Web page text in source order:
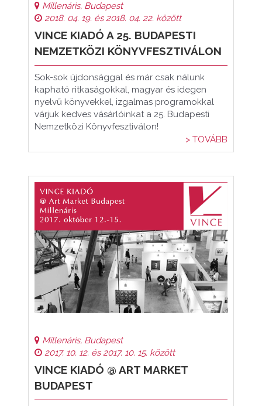
Millenáris, Budapest
2018. 04. 19. és 2018. 04. 22. között
VINCE KIADÓ A 25. BUDAPESTI
NEMZETKÖZI KÖNYVFESZTIVÁLON
Sok-sok újdonsággal és már csak nálunk
kapható ritkaságokkal, magyar és idegen
nyelvű könyvekkel, izgalmas programokkal
várjuk kedves vásárlóinkat a 25. Budapesti
Nemzetközi Könyvfesztiválon!
> TOVÁBB
Millenáris, Budapest
2017. 10. 12. és 2017. 10. 15. között
VINCE KIADÓ @ ART MARKET
BUDAPEST